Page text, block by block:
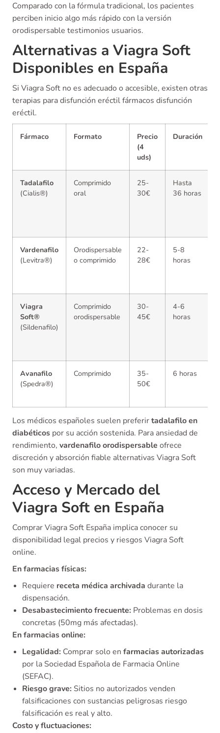
Comparado con la fórmula tradicional, los pacientes
perciben inicio algo más rápido con la versión
orodispersable testimonios usuarios.
Alternativas a Viagra Soft
Disponibles en España
Si Viagra Soft no es adecuado o accesible, existen otras
terapias para disfunción eréctil fármacos disfunción
eréctil.
Fármaco Formato
Precio
(4
uds)
Duración
Tadalafilo
(Cialis®)
Comprimido
oral
25-
30€
Hasta
36 horas
Vardenafilo
(Levitra®)
Orodispersable
o comprimido
22-
28€
5-8
horas
Viagra
Soft®
(Sildenafilo)
Comprimido
orodispersable
30-
45€
4-6
horas
Avanafilo
(Spedra®)
Comprimido
35-
50€
6 horas
Los médicos españoles suelen preferirtadalafilo en
diabéticos por su acción sostenida. Para ansiedad de
rendimiento, vardenafilo orodispersable ofrece
discreción y absorción fiable alternativas Viagra Soft
son muy variadas.
Acceso y Mercado del
Viagra Soft en España
Comprar Viagra Soft España implica conocer su
disponibilidad legal precios y riesgos Viagra Soft
online.
En farmacias físicas:
Requiere receta médica archivada durante la
dispensación.
Desabastecimiento frecuente: Problemas en dosis
concretas (50mg más afectadas).
En farmacias online:
Legalidad: Comprar solo en farmacias autorizadas
por la Sociedad Española de Farmacia Online
(SEFAC).
Riesgo grave: Sitios no autorizados venden
falsificaciones con sustancias peligrosas riesgo
falsificación es real y alto.
Costo y fluctuaciones: